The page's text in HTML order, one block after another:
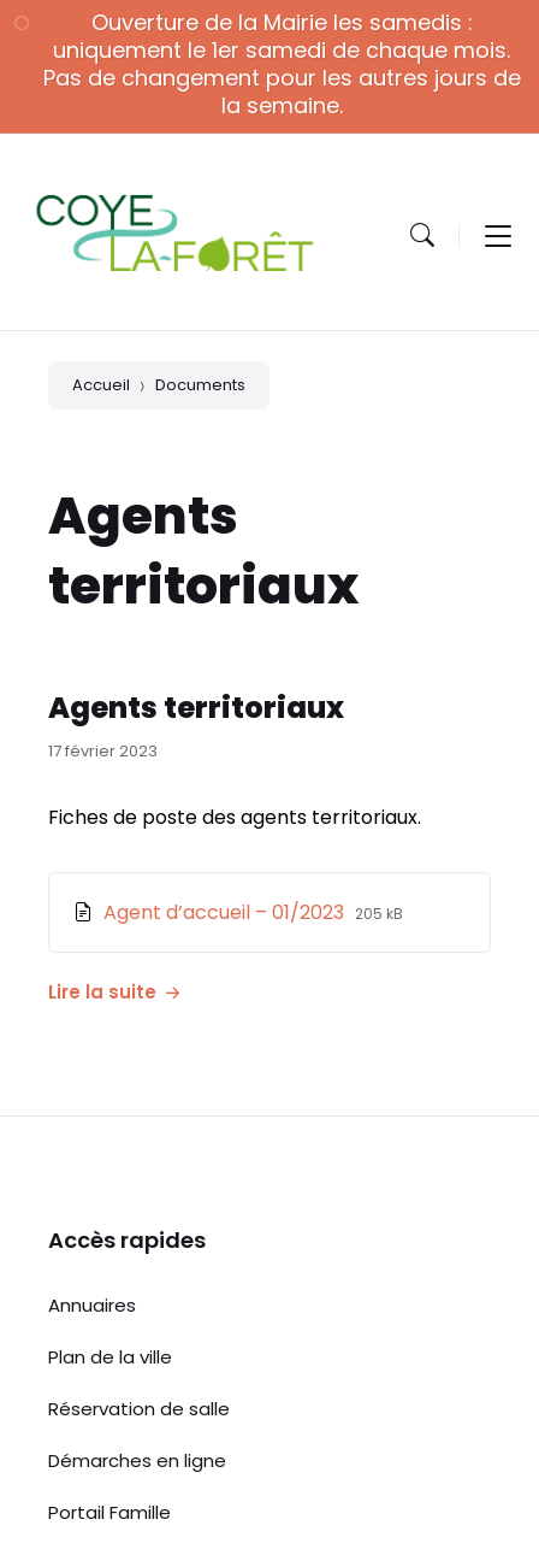
to
content
to
navigation
to
footer
Ouverture de la Mairie les samedis :
uniquement le 1er samedi de chaque mois.
Pas de changement pour les autres jours de
la semaine.
Accueil Documents
Agents
territoriaux
Agents territoriaux
17 février 2023
Fiches de poste des agents territoriaux.
jointeAgent d’accueil – 01/2023 File
File
205 kB
Lire la suite
Accès rapides
Annuaires
Plan de la ville
Réservation de salle
Démarches en ligne
Portail Famille